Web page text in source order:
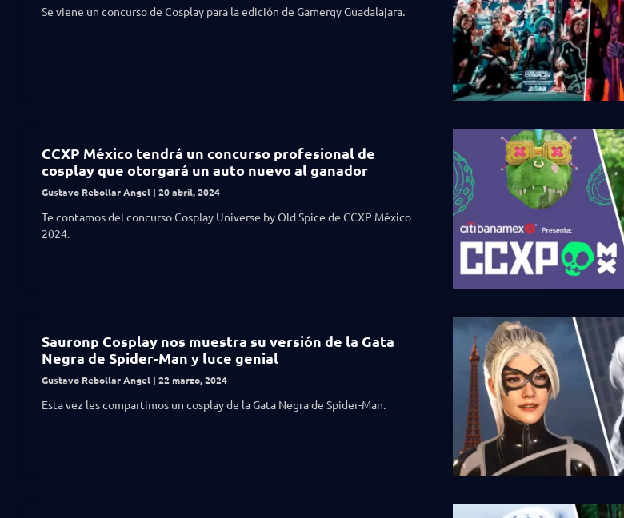
Se viene un concurso de Cosplay para la edición de Gamergy Guadalajara.
CCXP México tendrá un concurso profesional de
cosplay que otorgará un auto nuevo al ganador
Gustavo Rebollar Angel 20 abril, 2024
Te contamos del concurso Cosplay Universe by Old Spice de CCXP México
2024.
Sauronp Cosplay nos muestra su versión de la Gata
Negra de Spider-Man y luce genial
Gustavo Rebollar Angel 22 marzo, 2024
Esta vez les compartimos un cosplay de la Gata Negra de Spider-Man.